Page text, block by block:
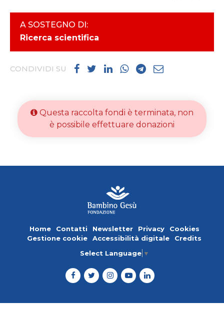
A SOSTEGNO DI:
Ricerca scientifica
CONDIVIDI SU
Questa raccolta fondi è terminata, non
è possibile effettuare donazioni
Home Contatti Newsletter Privacy
Cookies
Gestione cookie
Accessibilità digitale
Credits
Select Language ▼